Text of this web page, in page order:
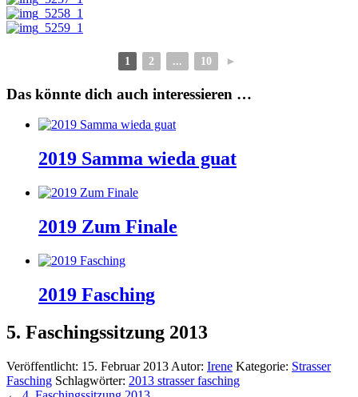
1 2 ... 10 ►
Das könnte dich auch interessieren …
2019 Samma wieda guat
2019 Zum Finale
2019 Fasching
5. Faschingssitzung 2013
Veröffentlicht: 15. Februar 2013 Autor: Irene Kategorie: Strasser
Fasching Schlagwörter: 2013 strasser fasching